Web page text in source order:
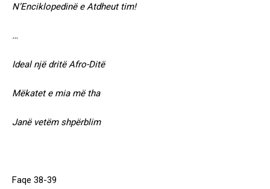
N’Enciklopedinë e Atdheut tim!
…
Ideal një dritë Afro-Ditë
Mëkatet e mia më tha
Janë vetëm shpërblim
Faqe 38-39